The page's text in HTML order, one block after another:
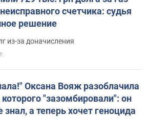
счетчика: судья
решение
из-за доначисления
Оксана Вояж разоблачила
которого "зазомбировали": он
знал, а теперь хочет геноцида